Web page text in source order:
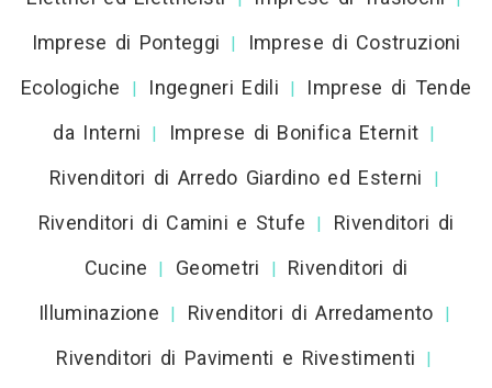
Imprese di Ponteggi |
Imprese di Costruzioni
Ecologiche
| Ingegneri Edili |
Imprese di Tende
da Interni
| Imprese di Bonifica Eternit |
Rivenditori di Arredo Giardino ed Esterni |
Rivenditori di Camini e Stufe |
Rivenditori di
Cucine
| Geometri |
Rivenditori di
Illuminazione
| Rivenditori di Arredamento |
Rivenditori di Pavimenti e Rivestimenti |